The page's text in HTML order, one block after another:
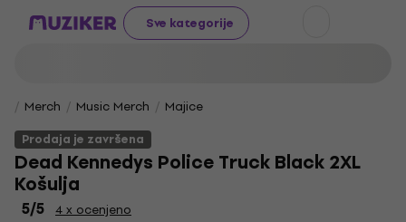
Sve kategorije
Merch Music Merch
Majice
Prodaja je završena
Dead Kennedys Police Truck Black 2XL
Košulja
5/5 4 x ocenjeno